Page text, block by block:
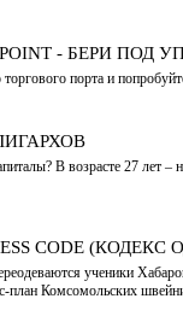
- БЕРИ ПОД
торгового порта и
В возрасте 27 лет
CODE (КОДЕКС
ученики
план Комсомольских